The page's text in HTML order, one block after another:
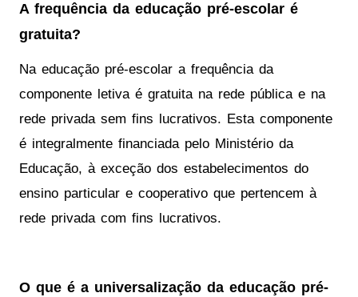
A frequência da educação pré-escolar é
gratuita?
Na educação pré-escolar a frequência da
componente letiva é gratuita na rede pública e na
rede privada sem fins lucrativos. Esta componente
é integralmente financiada pelo Ministério da
Educação, à exceção dos estabelecimentos do
ensino particular e cooperativo que pertencem à
rede privada com fins lucrativos.
O que é a universalização da educação pré-